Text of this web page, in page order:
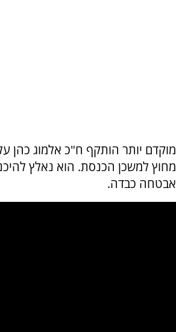
מוקדם יותר הותקף ח"כ אלמוג כהן
מחוץ למשכן הכנסת. הוא נאלץ
אבטחה כבדה.